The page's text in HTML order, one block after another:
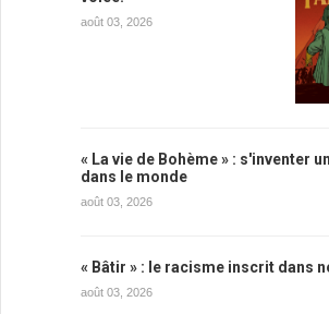
août 03, 2026
« La vie de Bohème » : s'inventer
dans le monde
août 03, 2026
« Bâtir » : le racisme inscrit dans
août 03, 2026